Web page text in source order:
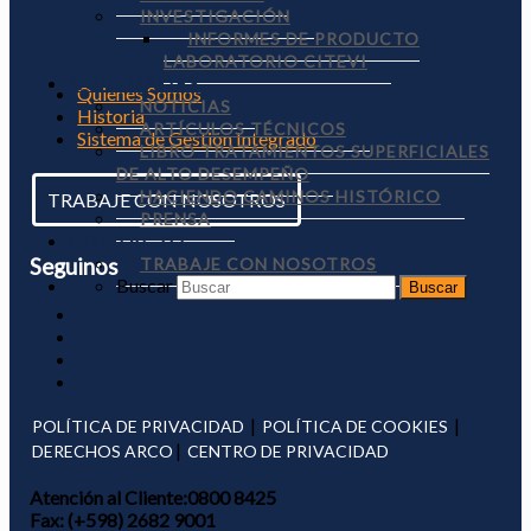
INVESTIGACIÓN
INFORMES DE PRODUCTO
LABORATORIO CITEVI
NOVEDADES
NOTICIAS
ARTÍCULOS TÉCNICOS
LIBRO TRATAMIENTOS SUPERFICIALES
DE ALTO DESEMPEÑO
HACIENDO CAMINOS HISTÓRICO
PRENSA
CONTACTO
TRABAJE CON NOSOTROS
Buscar
Quienes Somos
Historia
Sistema de Gestión Integrado
TRABAJE CON NOSOTROS
Seguinos
POLÍTICA DE PRIVACIDAD | POLÍTICA DE COOKIES |
DERECHOS ARCO | CENTRO DE PRIVACIDAD
Atención al Cliente:0800 8425
Fax:(+598) 2682 9001